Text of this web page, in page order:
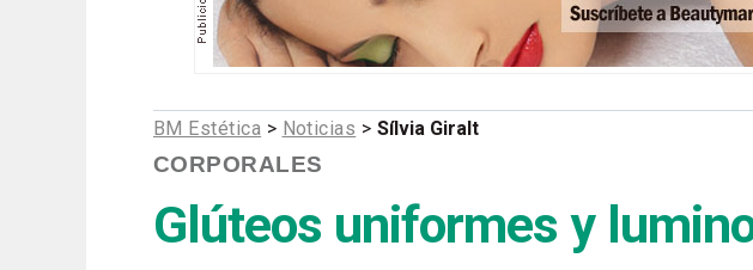
BM Estética > Noticias > Sílvia Giralt
CORPORALES
Glúteos uniformes y